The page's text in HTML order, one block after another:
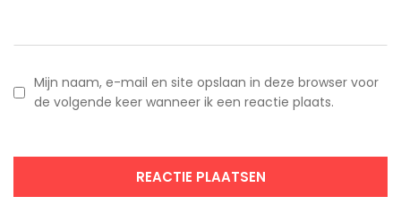
Mijn naam, e-mail en site opslaan in deze browser voor
de volgende keer wanneer ik een reactie plaats.